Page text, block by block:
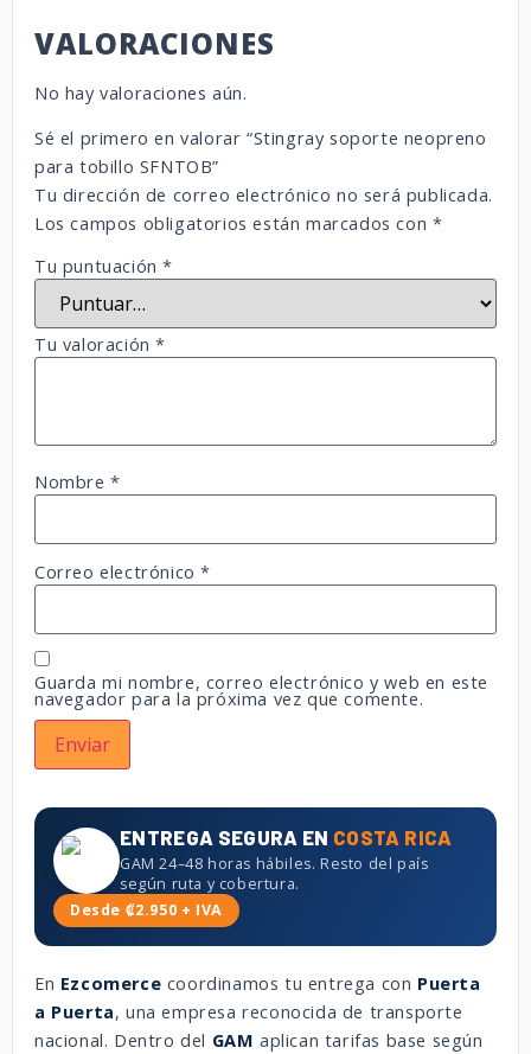
VALORACIONES
No hay valoraciones aún.
Sé el primero en valorar “Stingray soporte neopreno
para tobillo SFNTOB”
Tu dirección de correo electrónico no será publicada.
Los campos obligatorios están marcados con *
Tu puntuación*
Tu valoración*
Nombre*
Correo electrónico*
Guarda mi nombre, correo electrónico y web en este
navegador para la próxima vez que comente.
ENTREGA SEGURA EN COSTA RICA
GAM 24–48 horas hábiles. Resto del país
según ruta y cobertura.
Desde ₡2.950 + IVA
En Ezcomerce coordinamos tu entrega con Puerta
a Puerta, una empresa reconocida de transporte
nacional. Dentro del GAM aplican tarifas base según